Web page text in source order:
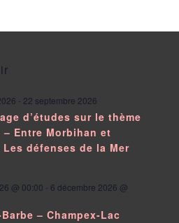
- 22 septembre 2026
d’études sur le thème
– Entre Morbihan et
défenses de la Mer
@ 00:00 - 6 décembre 2026 @
– Champex-Lac